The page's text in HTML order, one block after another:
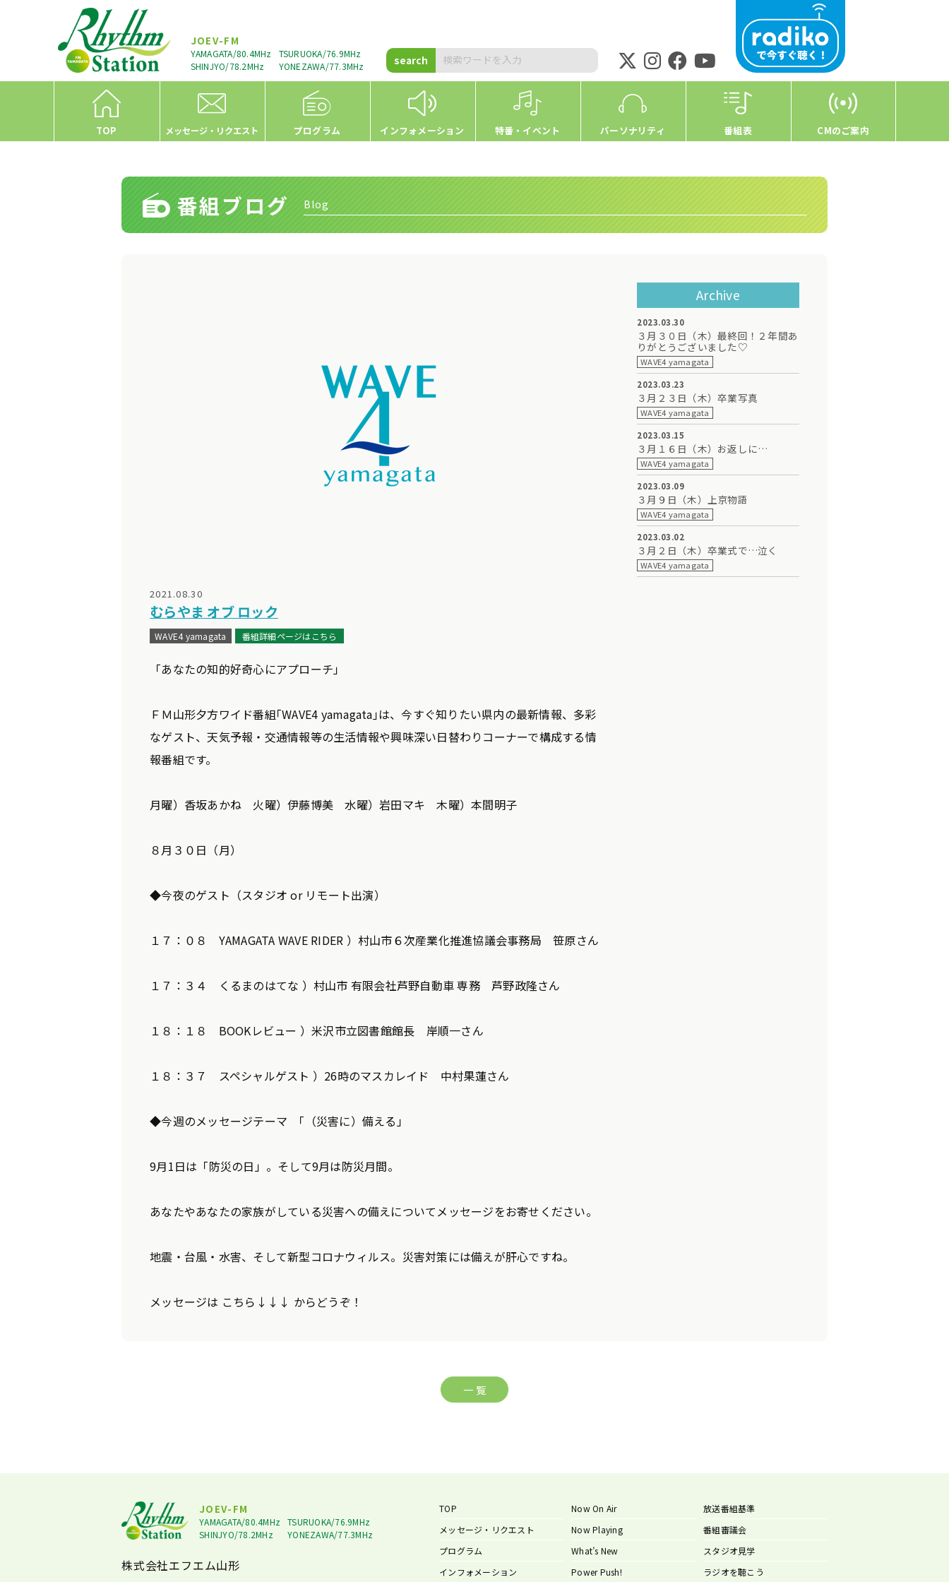
JOEV-FM
YAMAGATA/80.4MHz
TSURUOKA/76.9MHz
SHINJYO/78.2MHz
YONEZAWA/77.3MHz search
TOP メッセージ・リクエスト プログラム インフォメーション 特番・イベント パーソナリティ 番組表 CMのご案内
番組ブログ Blog
2021.08.30
むらやま オブ ロック
WAVE4 yamagata 番組詳細ページはこちら
「あなたの知的好奇心にアプローチ」
ＦＭ山形夕方ワイド番組｢WAVE4 yamagata｣は、今すぐ知りたい県内の最新情報、多彩
なゲスト、天気予報・交通情報等の生活情報や興味深い日替わりコーナーで構成する情
報番組です。
月曜）香坂あかね 火曜）伊藤博美 水曜）岩田マキ 木曜）本間明子
８月３０日（月）
◆今夜のゲスト（スタジオ or リモート出演）
１７：０８ YAMAGATA WAVE RIDER ）村山市６次産業化推進協議会事務局 笹原さん
１７：３４ くるまのはてな ）村山市 有限会社芦野自動車 専務 芦野政隆さん
１８：１８ BOOKレビュー ）米沢市立図書館館長 岸順一さん
１８：３７ スペシャルゲスト ）26時のマスカレイド 中村果蓮さん
◆今週のメッセージテーマ ｢（災害に）備える」
9月1日は「防災の日」。そして9月は防災月間。
あなたやあなたの家族がしている災害への備えについてメッセージをお寄せください。
地震・台風・水害、そして新型コロナウィルス。災害対策には備えが肝心ですね。
メッセージは こちら↓↓↓ からどうぞ！
Archive
2023.03.30
３月３０日（木）最終回！２年間あ
りがとうございました♡
WAVE4 yamagata
2023.03.23
３月２３日（木）卒業写真
WAVE4 yamagata
2023.03.15
３月１６日（木）お返しに…
WAVE4 yamagata
2023.03.09
３月９日（木）上京物語
WAVE4 yamagata
2023.03.02
３月２日（木）卒業式で…泣く
WAVE4 yamagata
一 覧
JOEV-FM
YAMAGATA/80.4MHz
TSURUOKA/76.9MHz
SHINJYO/78.2MHz
YONEZAWA/77.3MHz
株式会社エフエム山形
TOP
メッセージ・リクエスト
プログラム
インフォメーション
Now On Air
Now Playing
What’s New
Power Push!
放送番組基準
番組審議会
スタジオ見学
ラジオを聴こう